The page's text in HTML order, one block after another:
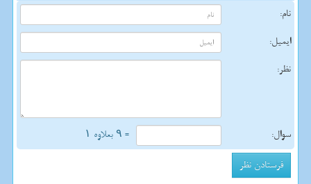
نام:
ایمیل:
نظر:
سوال: = ۹ بعلاوه ۱